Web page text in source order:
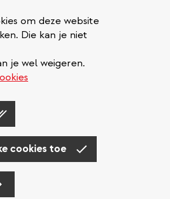
om deze website
Die kan je niet
je wel weigeren.
cookies toe